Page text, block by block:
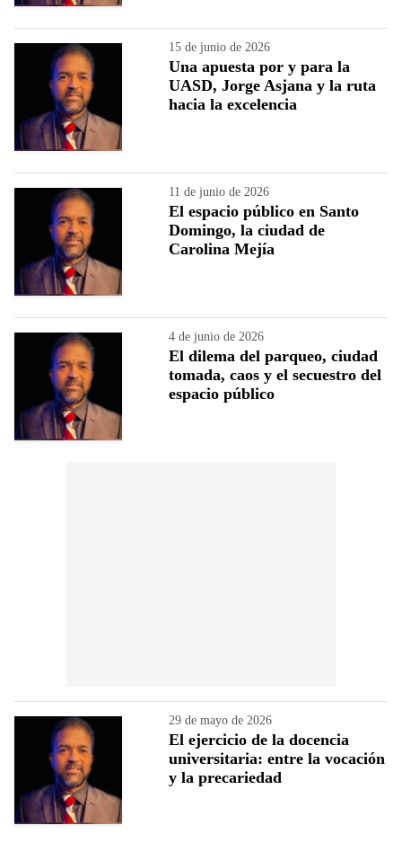
15 de junio de 2026
Una apuesta por y para la
UASD, Jorge Asjana y la ruta
hacia la excelencia
11 de junio de 2026
El espacio público en Santo
Domingo, la ciudad de
Carolina Mejía
4 de junio de 2026
El dilema del parqueo, ciudad
tomada, caos y el secuestro del
espacio público
29 de mayo de 2026
El ejercicio de la docencia
universitaria: entre la vocación
y la precariedad